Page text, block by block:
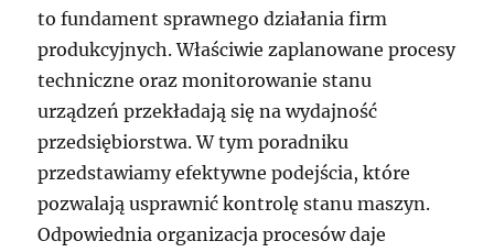
to fundament sprawnego działania firm
produkcyjnych. Właściwie zaplanowane procesy
techniczne oraz monitorowanie stanu
urządzeń przekładają się na wydajność
przedsiębiorstwa. W tym poradniku
przedstawiamy efektywne podejścia, które
pozwalają usprawnić kontrolę stanu maszyn.
Odpowiednia organizacja procesów daje